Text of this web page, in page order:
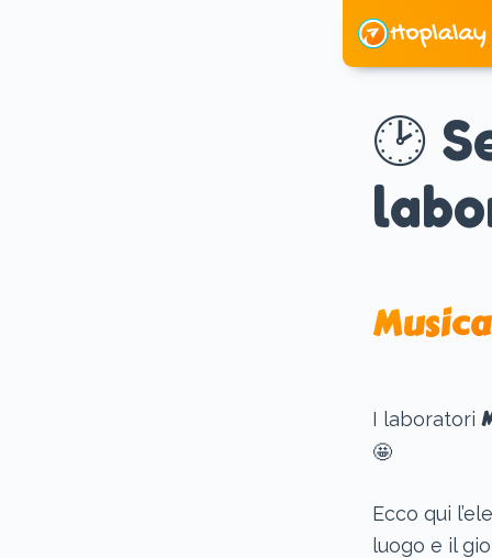
Skip
to
content
🕑
I laboratori
🤩
Ecco qui
luogo e il